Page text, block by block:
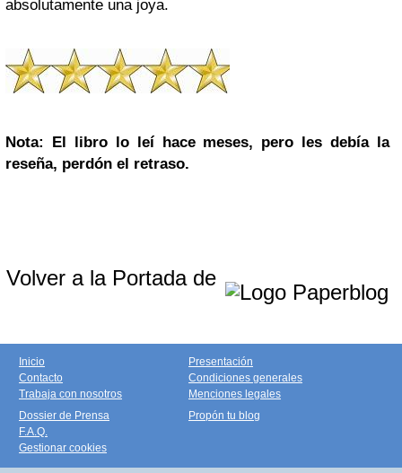
absolutamente una joya.
Nota: El libro lo leí hace meses, pero les debía la
reseña, perdón el retraso.
Volver a la Portada de
Inicio
Contacto
Trabaja con nosotros
Presentación
Condiciones generales
Menciones legales
Dossier de Prensa
F.A.Q.
Gestionar cookies
Propón tu blog